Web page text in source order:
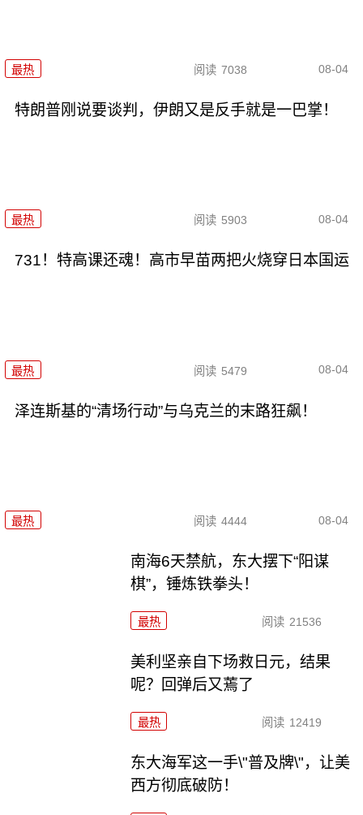
最热 阅读 7038 08-04
特朗普刚说要谈判，伊朗又是反手就是一巴掌！
最热 阅读 5903 08-04
731！特高课还魂！高市早苗两把火烧穿日本国运
最热 阅读 5479 08-04
泽连斯基的“清场行动”与乌克兰的末路狂飙！
最热 阅读 4444 08-04
南海6天禁航，东大摆下“阳谋
棋”，锤炼铁拳头！
最热 阅读 21536
美利坚亲自下场救日元，结果
呢？回弹后又蔫了
最热 阅读 12419
东大海军这一手\"普及牌\"，让美
西方彻底破防！